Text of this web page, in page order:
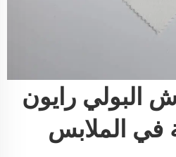
البولي رايون
في الملابس